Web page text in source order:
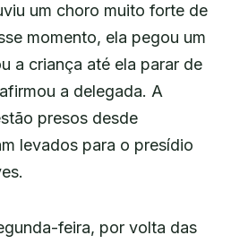
um choro muito forte de
momento, ela pegou um
a criança até ela parar de
a delegada. A
presos desde
levados para o presídio
feira, por volta das